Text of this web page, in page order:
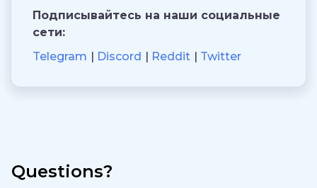
Подписывайтесь на наши социальные
сети:
Telegram
Discord Reddit Twitter
Questions?